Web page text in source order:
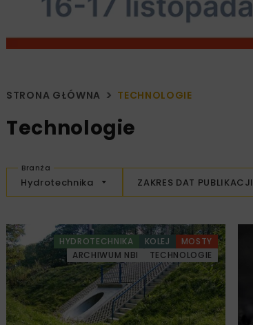
STRONA GŁÓWNA TECHNOLOGIE
Technologie
Hydrotechnika
Branża
ZAKRES DAT PUBLIKACJI
HYDROTECHNIKA KOLEJ
MOSTY
ARCHIWUM NBI
TECHNOLOGIE